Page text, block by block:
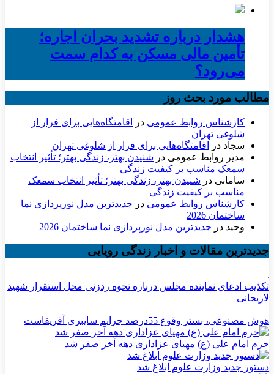
هشدار درباره تشدید بحران اجاره؛
تأمین مالی مسکن به کدام سمت
می‌رود؟
مطالب مورد بحث روز
کارشناس روابط عمومی در
اقامتگاه‌هایی برای فرار از
شلوغی تهران
سجاد در
اقامتگاه‌هایی برای فرار از شلوغی تهران
مدیر روابط عمومی در شنیدن بهتر، زندگی بهتر؛ تأثیر انتخاب
سمعک مناسب بر کیفیت زندگی
سامانی در شنیدن بهتر، زندگی بهتر؛ تأثیر انتخاب سمعک
مناسب بر کیفیت زندگی
کارشناس روابط عمومی در جدیدترین مدل نورپردازی نما
ساختمان 2026
وحید در جدیدترین مدل نورپردازی نما ساختمان 2026
جدیدترین مقالات و اخبار زندگی رویایی
تکذیب ادعای نماینده مجلس درباره نحوه ردزنی محل استقرار شهید
لاریجانی
هوش مصنوعی، بستر وقوع 55درصد جرایم سایبری آفریقاست
حرم امام علی (ع) مهیای عزاداری دهه آخر صفر شد
دستور جدید وزارت علوم ابلاغ شد